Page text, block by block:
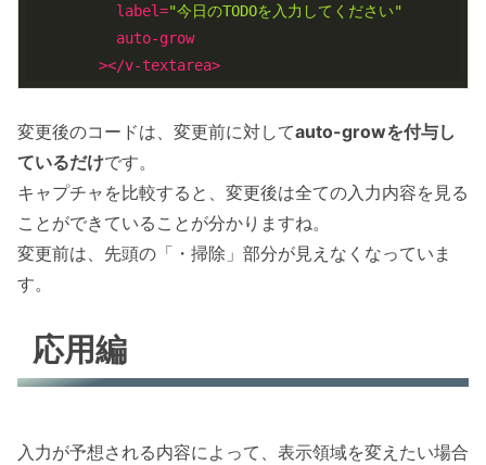
label="今日のTODOを入力してください"
auto-grow
        >
</v-textarea>
変更後のコードは、変更前に対してauto-growを付与し
ているだけです。
キャプチャを比較すると、変更後は全ての入力内容を見る
ことができていることが分かりますね。
変更前は、先頭の「・掃除」部分が見えなくなっていま
す。
応用編
入力が予想される内容によって、表示領域を変えたい場合